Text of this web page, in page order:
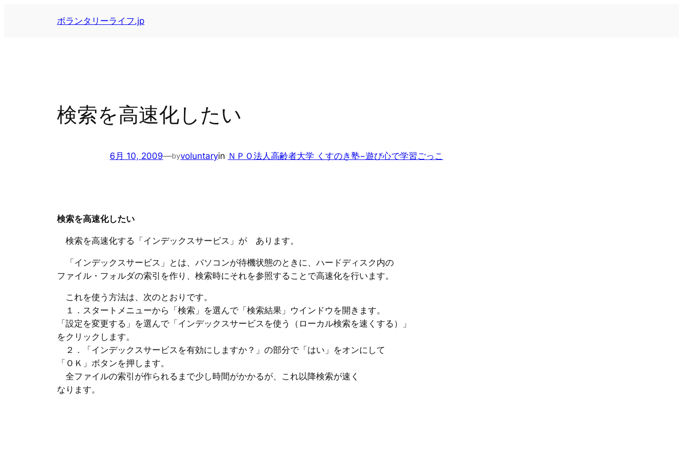
ボランタリーライフ.jp
検索を高速化したい
6月 10, 2009—byvoluntaryin ＮＰＯ法人高齢者大学 くすのき塾−遊び心で学習ごっこ
検索を高速化したい
検索を高速化する「インデックスサービス」が あります。
「インデックスサービス」とは、パソコンが待機状態のときに、ハードディスク内の
ファイル・フォルダの索引を作り、検索時にそれを参照することで高速化を行います。
これを使う方法は、次のとおりです。
１．スタートメニューから「検索」を選んで「検索結果」ウインドウを開きます。
「設定を変更する」を選んで「インデックスサービスを使う（ローカル検索を速くする）」
をクリックします。
２．「インデックスサービスを有効にしますか？」の部分で「はい」をオンにして
「ＯＫ」ボタンを押します。
全ファイルの索引が作られるまで少し時間がかかるが、これ以降検索が速く
なります。